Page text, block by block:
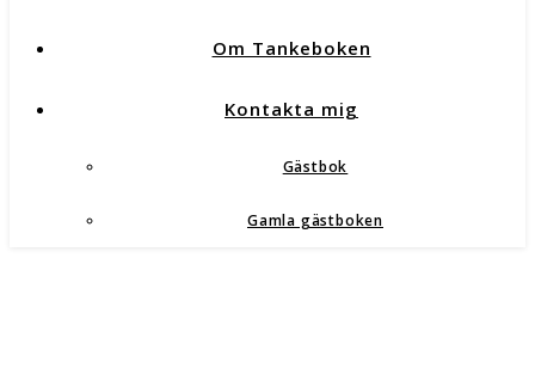
Om Tankeboken
Kontakta mig
Gästbok
Gamla gästboken